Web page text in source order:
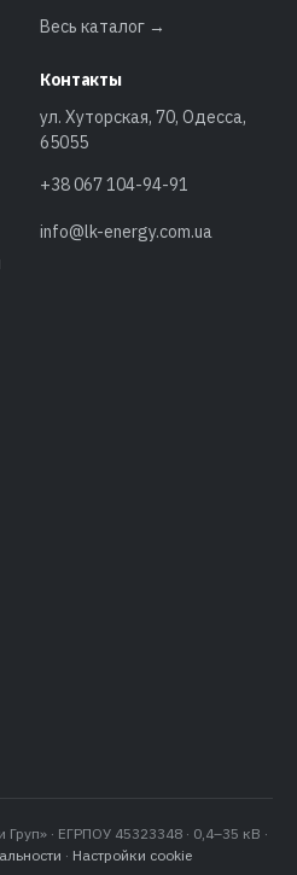
Весь каталог →
Контакты
ул. Хуторская, 70, Одесса,
65055
+38 067 104-94-91
info@lk-energy.com.ua
· ЕГРПОУ 45323348 · 0,4–35 кВ ·
· Настройки cookie